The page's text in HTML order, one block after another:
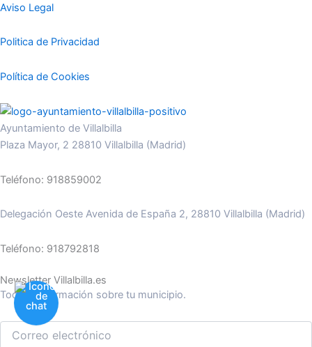
Aviso Legal
Politica de Privacidad
Política de Cookies
Ayuntamiento de Villalbilla
Plaza Mayor, 2 28810 Villalbilla (Madrid)
Teléfono: 918859002
Delegación Oeste Avenida de España 2, 28810 Villalbilla (Madrid)
Teléfono: 918792818
Newsletter Villalbilla.es
Toda la información sobre tu municipio.